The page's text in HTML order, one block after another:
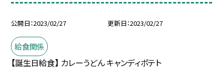
公開日 2023/02/27 更新日 2023/02/27
給食関係
【誕生日給食】 カレーうどん キャンディポテト